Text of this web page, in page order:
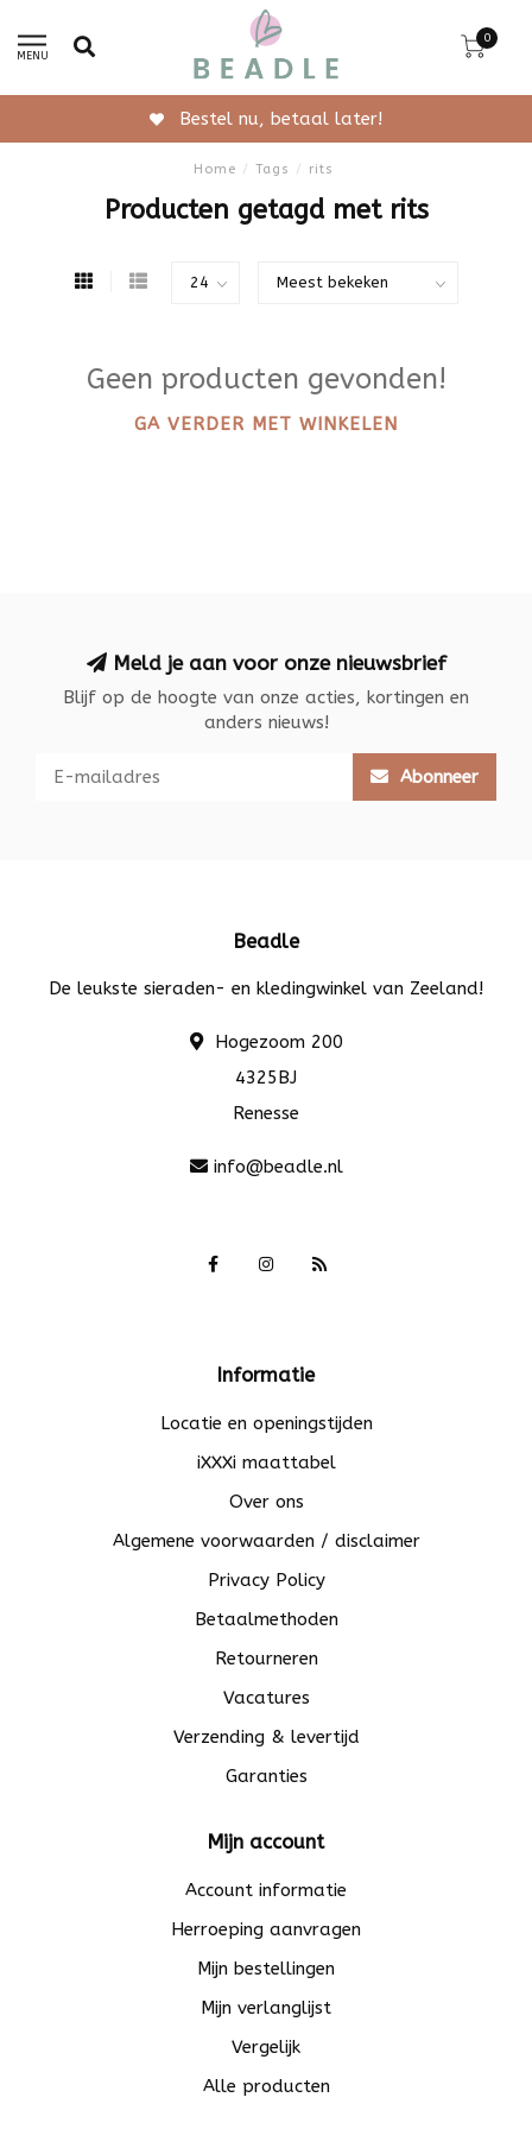
MENU
0
Bestel nu, betaal later!
Home / Tags / rits
Producten getagd met rits
Geen producten gevonden!
GA VERDER MET WINKELEN
Meld je aan voor onze nieuwsbrief
Blijf op de hoogte van onze acties, kortingen en
anders nieuws!
Abonneer
Beadle
De leukste sieraden- en kledingwinkel van Zeeland!
Hogezoom 200
4325BJ
Renesse
info@beadle.nl
Informatie
Locatie en openingstijden
iXXXi maattabel
Over ons
Algemene voorwaarden / disclaimer
Privacy Policy
Betaalmethoden
Retourneren
Vacatures
Verzending & levertijd
Garanties
Mijn account
Account informatie
Herroeping aanvragen
Mijn bestellingen
Mijn verlanglijst
Vergelijk
Alle producten